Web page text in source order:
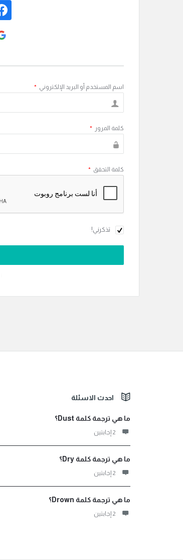
اسم المستخدم أو البريد الإلكتروني *
كلمة المرور *
كلمة التحقق *
تذكرني!
الفوتراحدث الاسئلة
ما هي ترجمة كلمة Dust؟
‫2 إجابتين
ما هي ترجمة كلمة Dry؟
‫2 إجابتين
ما هي ترجمة كلمة Drown؟
‫2 إجابتين